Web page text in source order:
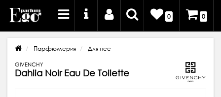
0 0
Парфюмерия Для неё
GIVENCHY
Dahlia Noir Eau De Toilette